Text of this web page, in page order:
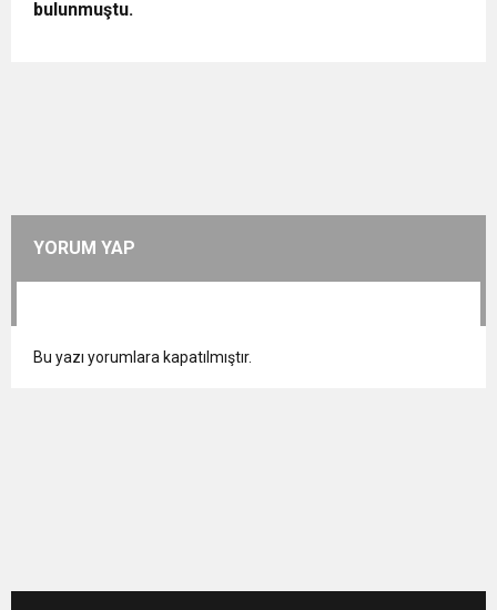
bulunmuştu.
YORUM YAP
Bu yazı yorumlara kapatılmıştır.